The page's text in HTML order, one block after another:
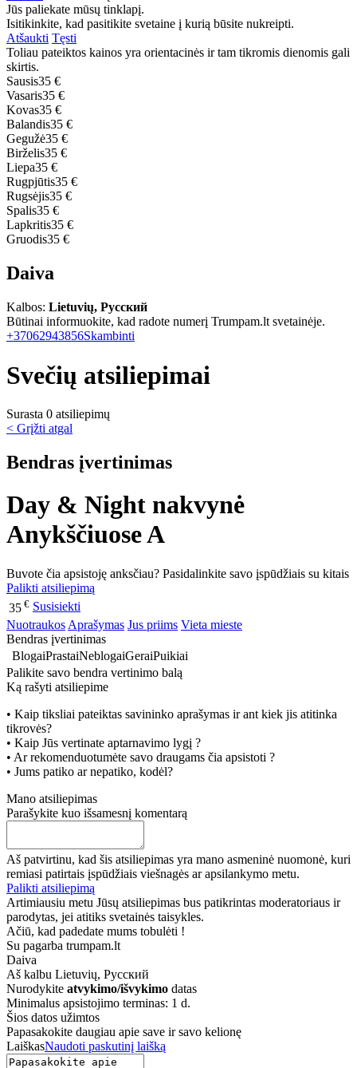
Jūs paliekate mūsų tinklapį.
Isitikinkite, kad pasitikite svetaine į kurią būsite nukreipti.
Atšaukti Tęsti
Toliau pateiktos kainos yra orientacinės ir tam tikromis dienomis gali
skirtis.
Sausis35 €
Vasaris35 €
Kovas35 €
Balandis35 €
Gegužė35 €
Birželis35 €
Liepa35 €
Rugpjūtis35 €
Rugsėjis35 €
Spalis35 €
Lapkritis35 €
Gruodis35 €
Daiva
Kalbos: Lietuvių, Русский
Būtinai informuokite, kad radote numerį Trumpam.lt svetainėje.
+37062943856Skambinti
Svečių atsiliepimai
Surasta 0 atsiliepimų
< Grįžti atgal
Bendras įvertinimas
Day & Night nakvynė
Anykščiuose A
Buvote čia apsistoję anksčiau? Pasidalinkite savo įspūdžiais su kitais
Palikti atsiliepimą
35 € Susisiekti
Nuotraukos Aprašymas Jus priims Vieta mieste
Bendras įvertinimas
BlogaiPrastaiNeblogaiGeraiPuikiai
Palikite savo bendra vertinimo balą
Ką rašyti atsiliepime
• Kaip tiksliai pateiktas savininko aprašymas ir ant kiek jis atitinka
tikrovės?
• Kaip Jūs vertinate aptarnavimo lygį ?
• Ar rekomenduotumėte savo draugams čia apsistoti ?
• Jums patiko ar nepatiko, kodėl?
Mano atsiliepimas
Parašykite kuo išsamesnį komentarą
Aš patvirtinu, kad šis atsiliepimas yra mano asmeninė nuomonė, kuri
remiasi patirtais įspūdžiais viešnagės ar apsilankymo metu.
Palikti atsiliepimą
Artimiausiu metu Jūsų atsiliepimas bus patikrintas moderatoriaus ir
parodytas, jei atitiks svetainės taisykles.
Ačiū, kad padedate mums tobulėti !
Su pagarba trumpam.lt
Daiva
Aš kalbu Lietuvių, Русский
Nurodykite atvykimo/išvykimo datas
Minimalus apsistojimo terminas: 1 d.
Šios datos užimtos
Papasakokite daugiau apie save ir savo kelionę
LaiškasNaudoti paskutinį laišką